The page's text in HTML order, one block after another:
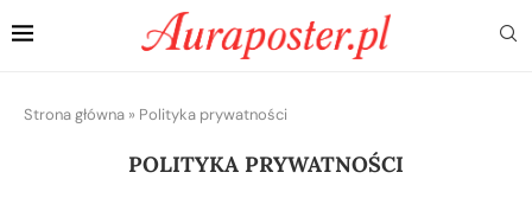
Strona główna » Polityka prywatności
POLITYKA PRYWATNOŚCI